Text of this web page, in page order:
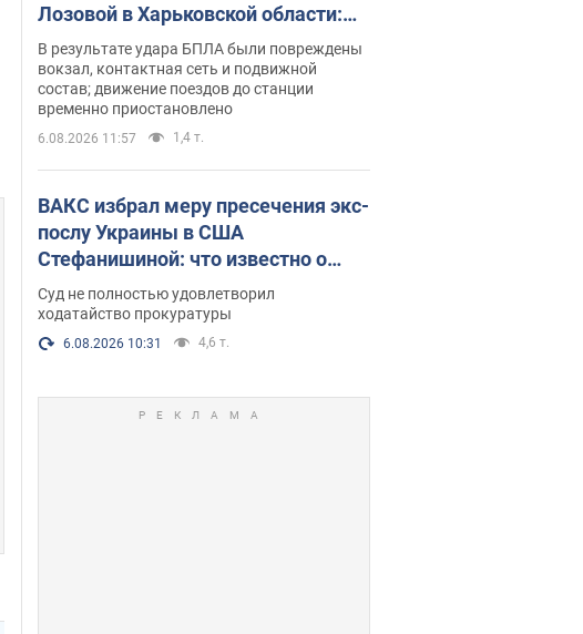
Лозовой в Харьковской области:
есть погибшие и раненые
В результате удара БПЛА были повреждены
вокзал, контактная сеть и подвижной
состав; движение поездов до станции
временно приостановлено
6.08.2026 11:57 1,4 т.
ВАКС избрал меру пресечения экс-
послу Украины в США
Стефанишиной: что известно о
деле
Суд не полностью удовлетворил
ходатайство прокуратуры
6.08.2026 10:31 4,6 т.